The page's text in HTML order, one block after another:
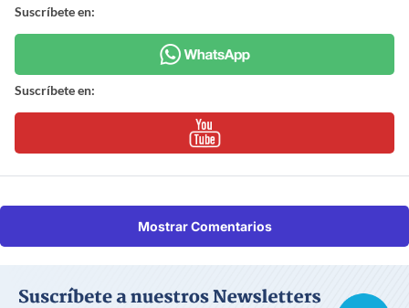
Suscríbete en:
Suscríbete en:
Mostrar Comentarios